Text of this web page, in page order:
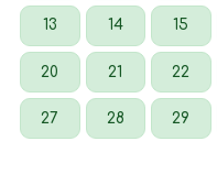
13 14 15
20 21 22
27 28 29